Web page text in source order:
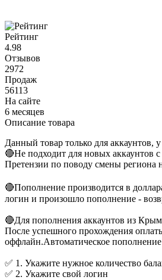
Рейтинг
4.98
Отзывов
2972
Продаж
56113
На сайте
6 месяцев
Описание товара
Данный товар только для аккаунтов,
🔴Не подходит для новых аккаунтов
Претензии по поводу смены региона
🔴Пополнение производится в
логин и произошло пополнение -
🔴Для пополнения аккаунтов из
После успешного прохождения
оффлайн.Автоматическое
✅ 1. Укажите нужное количество
✅ 2. Укажите свой логин